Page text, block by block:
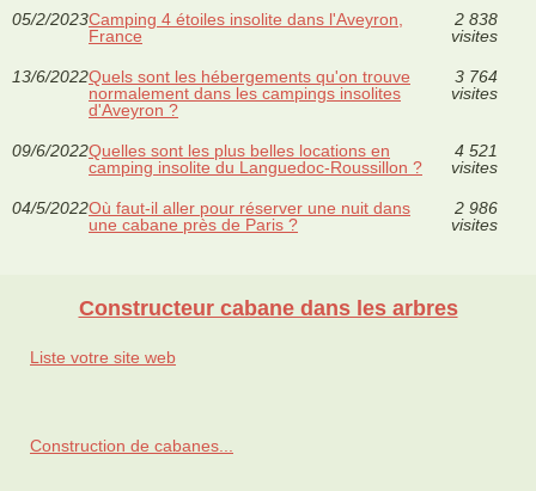
05/2/2023Camping 4 étoiles insolite dans l'Aveyron,
France
2 838
visites
13/6/2022Quels sont les hébergements qu'on trouve
normalement dans les campings insolites
d'Aveyron ?
3 764
visites
09/6/2022Quelles sont les plus belles locations en
camping insolite du Languedoc-Roussillon ?
4 521
visites
04/5/2022Où faut-il aller pour réserver une nuit dans
une cabane près de Paris ?
2 986
visites
Constructeur cabane dans les arbres
Liste votre site web
Construction de cabanes...